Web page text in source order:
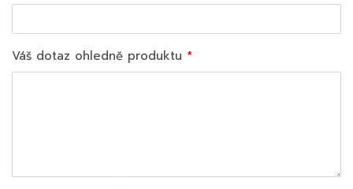
Váš dotaz ohledně produktu